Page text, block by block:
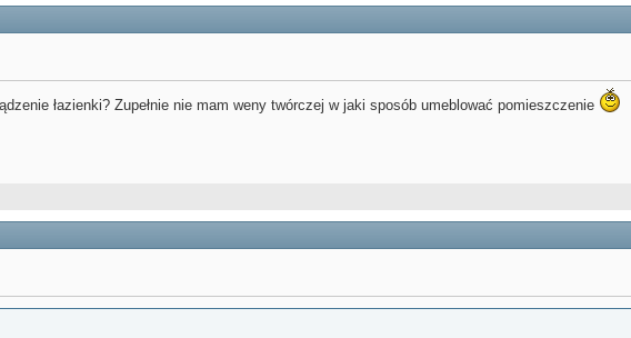
łazienki? Zupełnie nie mam weny twórczej w jaki sposób umeblować pomieszczenie